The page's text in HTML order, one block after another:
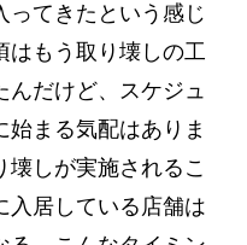
ってきたという感じ
はもう取り壊しの工
んだけど、スケジュ
始まる気配はありま
壊しが実施されるこ
入居している店舗は